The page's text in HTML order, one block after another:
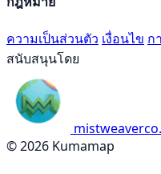
ความเป็นส่วนตัว เงื่อนไข ก
สนับสนุนโดย
© 2026 Kumamap